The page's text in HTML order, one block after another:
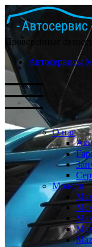
Проверенные
Автосервисы
О нас
Модели